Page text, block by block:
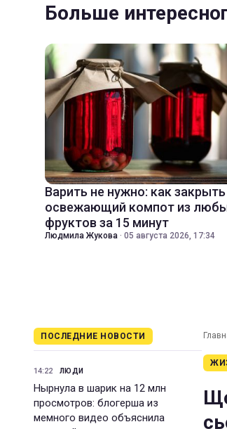
Больше
Варить не нужно: как закрыть
освежающий компот из
фруктов за 15 минут
Людмила Жукова · 05 августа 2026, 17:34
ПОСЛЕДНИЕ НОВОСТИ
14:22 ЛЮДИ
Нырнула в шарик на 12 млн
просмотров: блогерша из
мемного видео объяснила